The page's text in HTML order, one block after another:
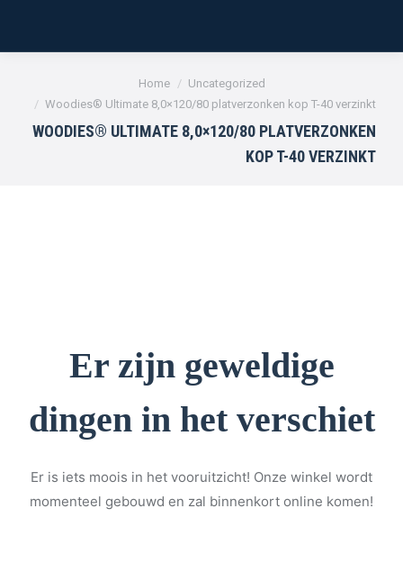
Home
Uncategorized
Woodies® Ultimate 8,0×120/80 platverzonken kop T-40 verzinkt
WOODIES® ULTIMATE 8,0×120/80 PLATVERZONKEN
KOP T-40 VERZINKT
Er zijn geweldige
dingen in het verschiet
Er is iets moois in het vooruitzicht! Onze winkel wordt
momenteel gebouwd en zal binnenkort online komen!